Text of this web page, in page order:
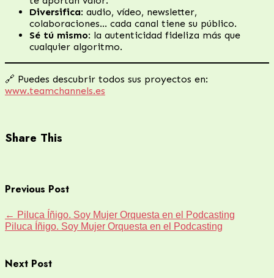
Diversifica: audio, vídeo, newsletter,
colaboraciones… cada canal tiene su público.
Sé tú mismo: la autenticidad fideliza más que
cualquier algoritmo.
🔗 Puedes descubrir todos sus proyectos en:
www.teamchannels.es
Share This
Previous Post
← Piluca Íñigo. Soy Mujer Orquesta en el Podcasting
Piluca Íñigo. Soy Mujer Orquesta en el Podcasting
Next Post